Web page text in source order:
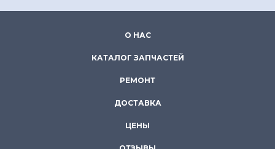
О НАС
КАТАЛОГ ЗАПЧАСТЕЙ
РЕМОНТ
ДОСТАВКА
ЦЕНЫ